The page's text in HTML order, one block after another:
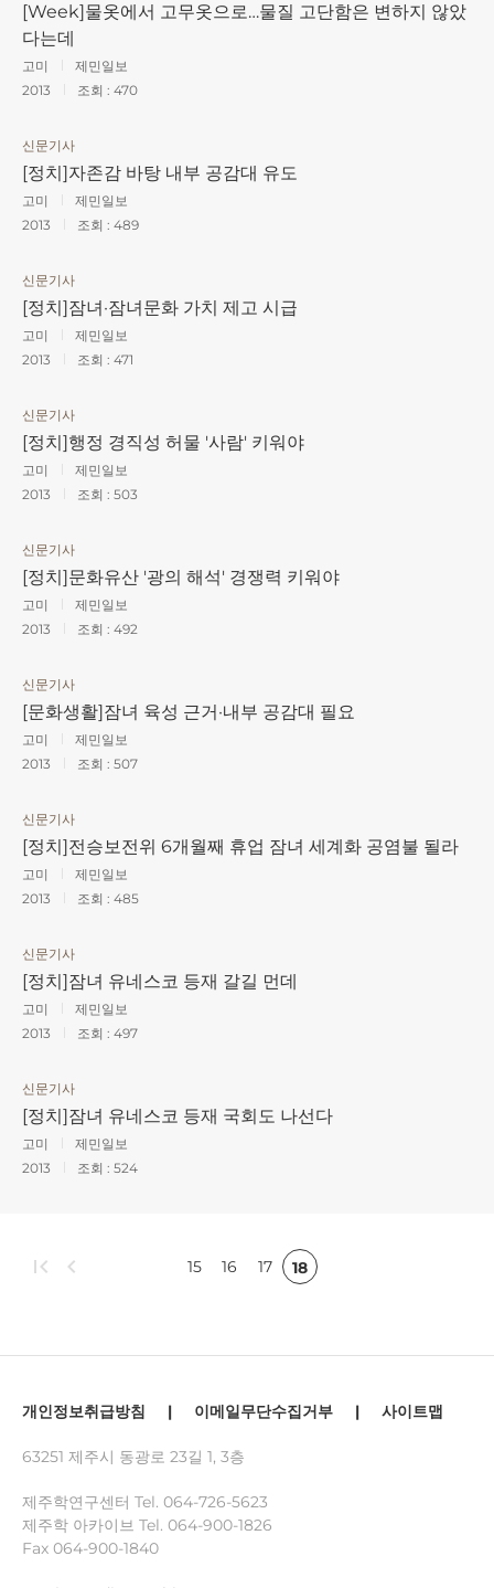
[Week]물옷에서 고무옷으로…물질 고단함은 변하지 않았
다는데
고미
제민일보
2013
조회 : 470
신문기사
[정치]자존감 바탕 내부 공감대 유도
고미
제민일보
2013
조회 : 489
신문기사
[정치]잠녀·잠녀문화 가치 제고 시급
고미
제민일보
2013
조회 : 471
신문기사
[정치]행정 경직성 허물 '사람' 키워야
고미
제민일보
2013
조회 : 503
신문기사
[정치]문화유산 '광의 해석' 경쟁력 키워야
고미
제민일보
2013
조회 : 492
신문기사
[문화생활]잠녀 육성 근거·내부 공감대 필요
고미
제민일보
2013
조회 : 507
신문기사
[정치]전승보전위 6개월째 휴업 잠녀 세계화 공염불 될라
고미
제민일보
2013
조회 : 485
신문기사
[정치]잠녀 유네스코 등재 갈길 먼데
고미
제민일보
2013
조회 : 497
신문기사
[정치]잠녀 유네스코 등재 국회도 나선다
고미
제민일보
2013
조회 : 524
first_page chevron_left 15 16 17 18
개인정보취급방침 | 이메일무단수집거부 | 사이트맵
63251 제주시 동광로 23길 1, 3층
제주학연구센터 Tel. 064-726-5623
제주학 아카이브 Tel. 064-900-1826
Fax 064-900-1840